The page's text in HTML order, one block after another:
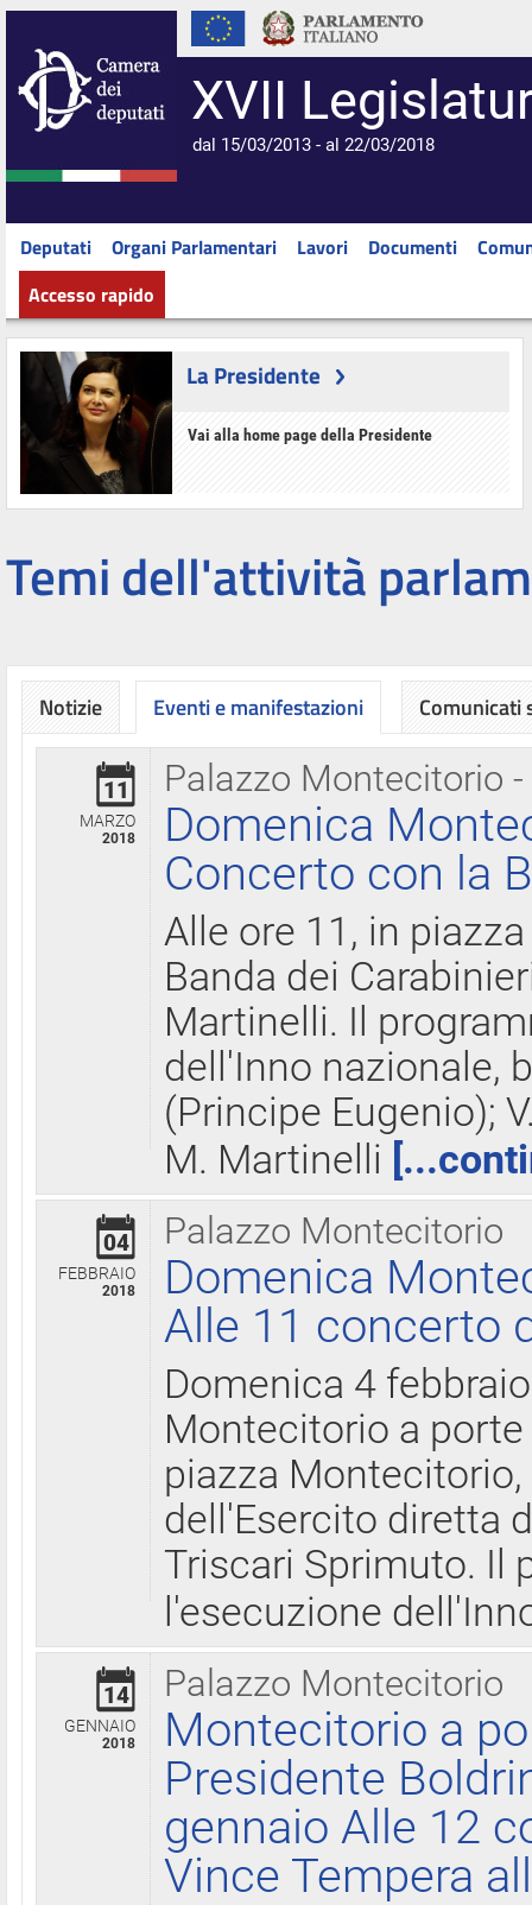
XVII
dal 15/03/2013 - al 22/03/2018
Deputati Organi Parlamentari Lavori Documenti
Accesso rapido
La Presidente
Vai alla home page della Presidente
Temi dell'attività
Notizie Eventi e manifestazioni
Palazzo Montecitorio
11
MARZO
2018
Domenica
Concerto con la
Alle ore 11, in
Banda dei
Martinelli. Il
dell'Inno nazionale,
(Principe Eugenio);
M. Martinelli
Palazzo Montecitorio
04
FEBBRAIO
2018
Domenica
Alle 11 concerto
Domenica 4
Montecitorio a
piazza
dell'Esercito diretta
Triscari Sprimuto. Il
l'esecuzione
Palazzo Montecitorio
14
GENNAIO
2018
Montecitorio a
Presidente
gennaio Alle 12
Vince Tempera
Comunicati